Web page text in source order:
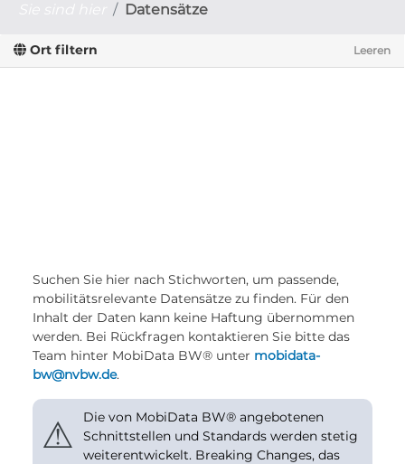
Datensätze
Ort filtern Leeren
Suchen Sie hier nach Stichworten, um passende,
mobilitätsrelevante Datensätze zu finden. Für den
Inhalt der Daten kann keine Haftung übernommen
werden. Bei Rückfragen kontaktieren Sie bitte das
Team hinter MobiData BW® unter mobidata-
bw@nvbw.de.
⚠
Die von MobiData BW® angebotenen
Schnittstellen und Standards werden stetig
weiterentwickelt. Breaking Changes, das